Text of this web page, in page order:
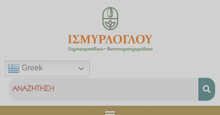
Greek